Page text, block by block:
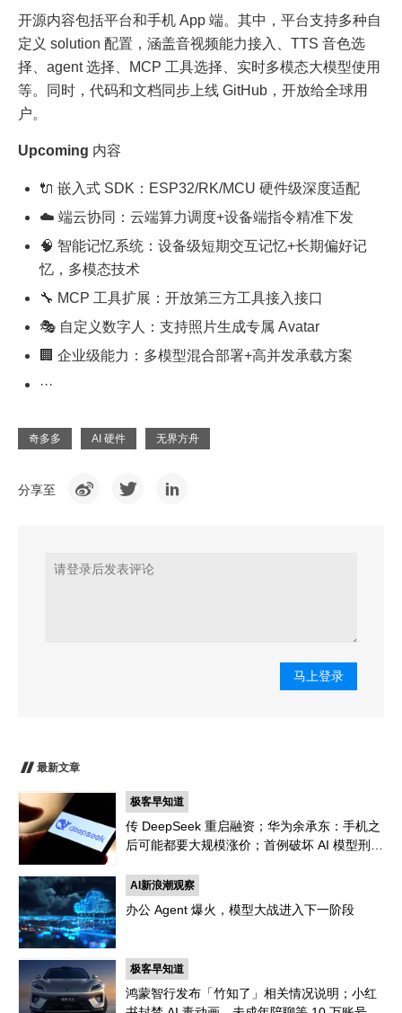
开源内容包括平台和手机 App 端。其中，平台支持多种自
定义 solution 配置，涵盖音视频能力接入、TTS 音色选
择、agent 选择、MCP 工具选择、实时多模态大模型使用
等。同时，代码和文档同步上线 GitHub，开放给全球用
户。
Upcoming 内容
🔌 嵌入式 SDK：ESP32/RK/MCU 硬件级深度适配
☁️ 端云协同：云端算力调度+设备端指令精准下发
🧠 智能记忆系统：设备级短期交互记忆+长期偏好记
忆，多模态技术
🔧 MCP 工具扩展：开放第三方工具接入接口
🎭 自定义数字人：支持照片生成专属 Avatar
🏢 企业级能力：多模型混合部署+高并发承载方案
···
奇多多 AI 硬件 无界方舟
分享至
马上登录
最新文章
极客早知道
传 DeepSeek 重启融资；华为余承东：手机之
后可能都要大规模涨价；首例破坏 AI 模型刑案
AI新浪潮观察
办公 Agent 爆火，模型大战进入下一阶段
极客早知道
鸿蒙智行发布「竹知了」相关情况说明；小红